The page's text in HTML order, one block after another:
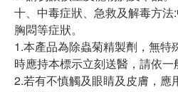
十、中毒症狀、急救及解毒方法:
胸悶等症狀。
1.本產品為除蟲菊精製劑，無特
時應持本標示立刻送醫，請依一
2.若有不慎觸及眼睛及皮膚，應